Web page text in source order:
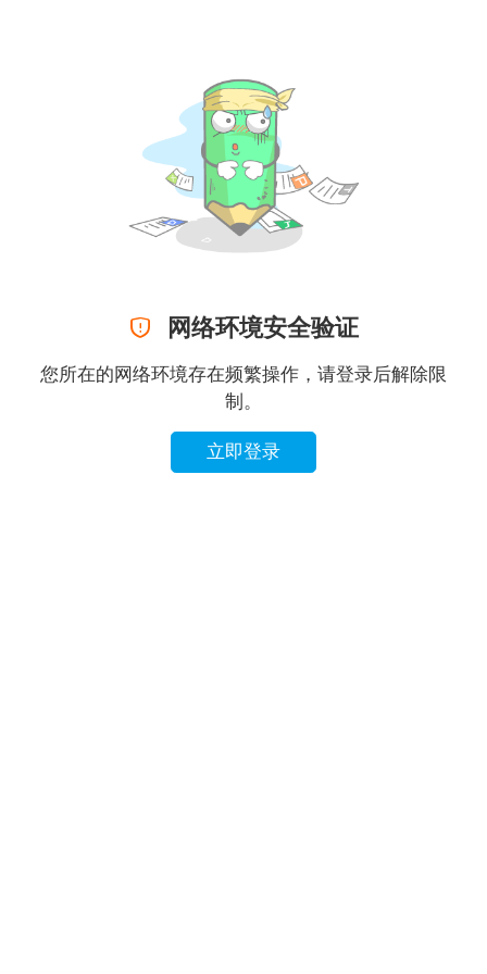
 网络环境安全验证
您所在的网络环境存在频繁操作，请登录后解除限
制。
立即登录